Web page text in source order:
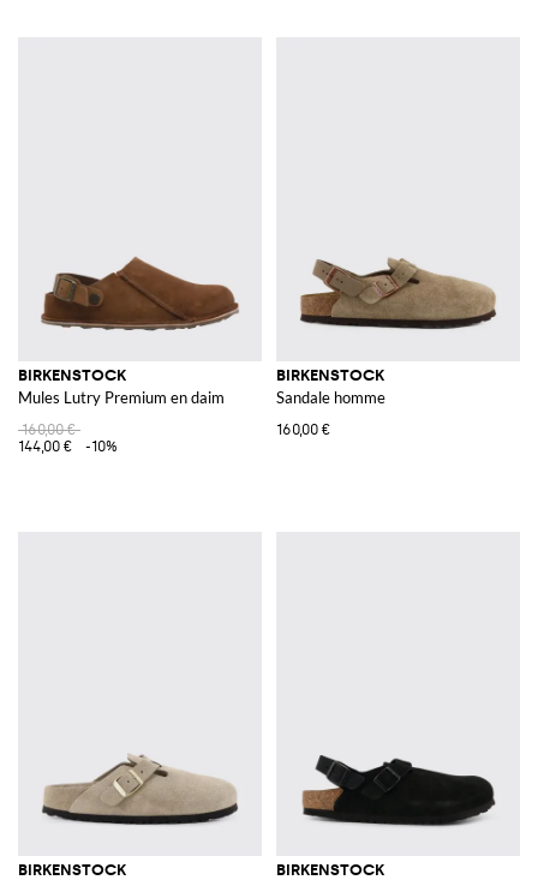
BIRKENSTOCK
Mules Lutry Premium en daim
160,00 €
144,00 €
-10%
BIRKENSTOCK
Sandale homme
160,00 €
BIRKENSTOCK BIRKENSTOCK